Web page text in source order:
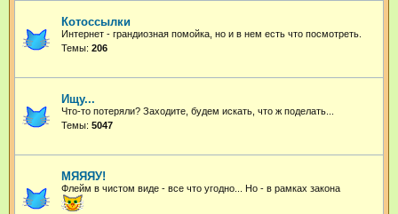
Котоссылки
Интернет - грандиозная помойка, но и в нем есть что посмотреть.
Темы: 206
Ищу...
Что-то потеряли? Заходите, будем искать, что ж поделать...
Темы: 5047
МЯЯЯУ!
Флейм в чистом виде - все что угодно... Но - в рамках закона